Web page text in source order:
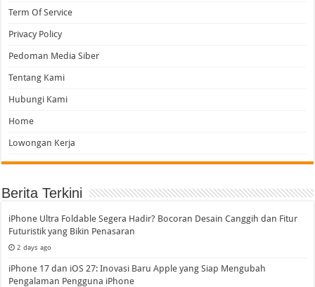
Term Of Service
Privacy Policy
Pedoman Media Siber
Tentang Kami
Hubungi Kami
Home
Lowongan Kerja
Berita Terkini
iPhone Ultra Foldable Segera Hadir? Bocoran Desain Canggih dan Fitur
Futuristik yang Bikin Penasaran
2 days ago
iPhone 17 dan iOS 27: Inovasi Baru Apple yang Siap Mengubah
Pengalaman Pengguna iPhone